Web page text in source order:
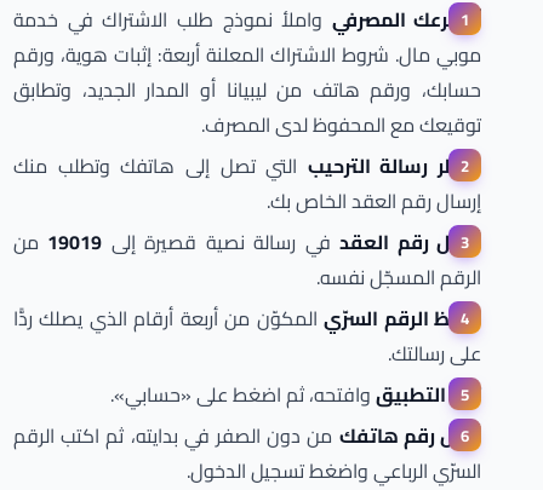
زُر فرعك المصرفي واملأ نموذج طلب الاشتراك في خدمة
موبي مال. شروط الاشتراك المعلنة أربعة: إثبات هوية، ورقم
حسابك، ورقم هاتف من ليبيانا أو المدار الجديد، وتطابق
توقيعك مع المحفوظ لدى المصرف.
انتظر رسالة الترحيب التي تصل إلى هاتفك وتطلب منك
إرسال رقم العقد الخاص بك.
أرسل رقم العقدفي رسالة نصية قصيرة إلى 19019 من
الرقم المسجّل نفسه.
احفظ الرقم السرّيالمكوّن من أربعة أرقام الذي يصلك ردًّا
على رسالتك.
ثبّت التطبيقوافتحه، ثم اضغط على «حسابي».
أدخل رقم هاتفك من دون الصفر في بدايته، ثم اكتب الرقم
السرّي الرباعي واضغط تسجيل الدخول.